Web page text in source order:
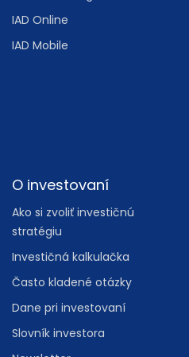
IAD Online
IAD Mobile
O investovaní
Ako si zvoliť investičnú
stratégiu
Investičná kalkulačka
Často kladené otázky
Dane pri investovaní
Slovník investora